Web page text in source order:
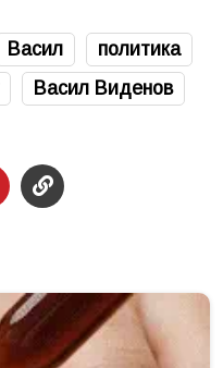
Васил
политика
Васил Виденов